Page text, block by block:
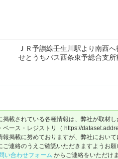
ＪＲ予讃線壬生川駅より南西
せとうちバス西条東予総合支
掲載されている各種情報は、弊社が取材
ース・レジストリ（ https://
報掲載に努めておりますが、弊社におい
連絡のうえご確認いただきますようお
い合わせフォーム からご連絡をいただけ